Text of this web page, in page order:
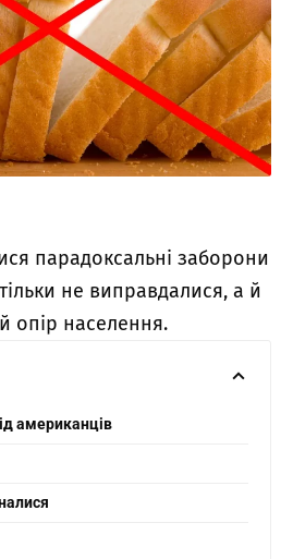
парадоксальні заборони
не виправдалися, а й
опір населення.
американців